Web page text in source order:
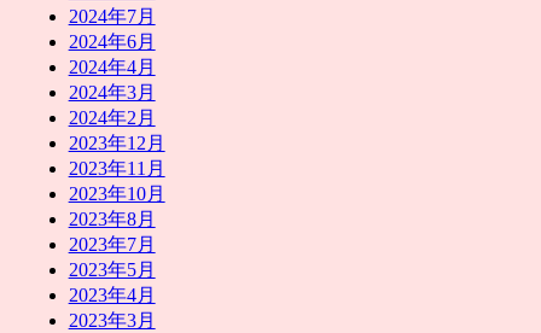
2024年7月
2024年6月
2024年4月
2024年3月
2024年2月
2023年12月
2023年11月
2023年10月
2023年8月
2023年7月
2023年5月
2023年4月
2023年3月